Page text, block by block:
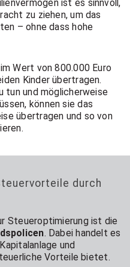
ist es sinnvoll,
zu ziehen, um das
– ohne dass hohe
Wert von 800.000 Euro
Kinder übertragen.
und möglicherweise
können sie das
übertragen und so von
durch
Steueroptimierung ist die
. Dabei handelt es
und
Vorteile bietet.